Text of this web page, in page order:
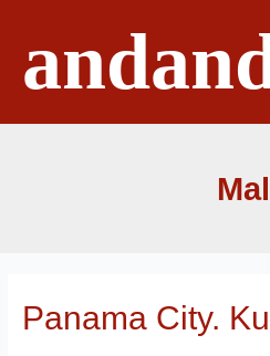
springen
Panama City.